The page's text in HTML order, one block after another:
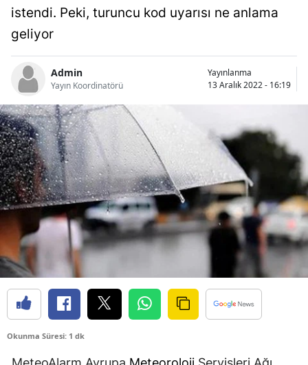
Bilecik
Bitlis
Bursa
Çanakkale
Çankırı
Çorum
Diyarbakır
Edirne
istendi. Peki, turuncu kod uyarısı ne anlama
geliyor
Admin
Yayın Koordinatörü
Yayınlanma
13 Aralık 2022 - 16:19
Okunma Süresi: 1 dk